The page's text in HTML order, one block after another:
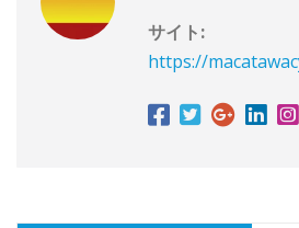
サイト:
https://